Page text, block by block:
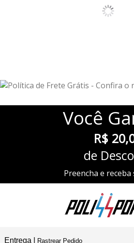
Você
R$
de
Preencha e receba
Entrega | Rastrear Pedido